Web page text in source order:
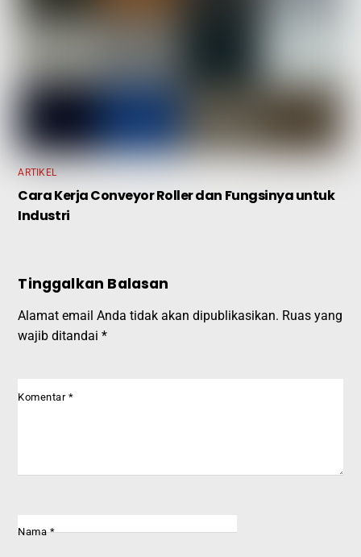
ARTIKEL
Cara Kerja Conveyor Roller dan Fungsinya untuk
Industri
Tinggalkan Balasan
Alamat email Anda tidak akan dipublikasikan. Ruas yang
wajib ditandai*
Komentar*
Nama*